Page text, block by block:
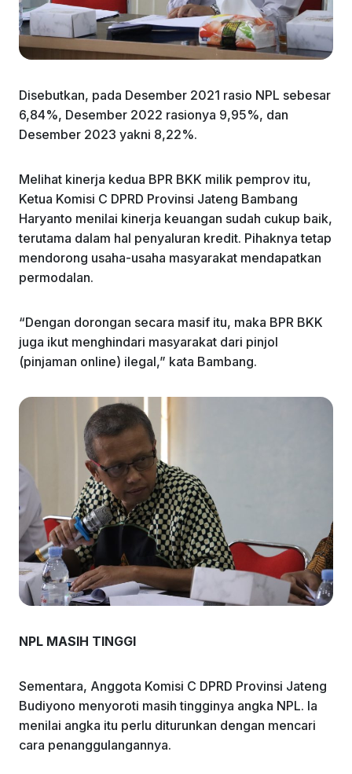
Disebutkan, pada Desember 2021 rasio NPL sebesar
6,84%, Desember 2022 rasionya 9,95%, dan
Desember 2023 yakni 8,22%.
Melihat kinerja kedua BPR BKK milik pemprov itu,
Ketua Komisi C DPRD Provinsi Jateng Bambang
Haryanto menilai kinerja keuangan sudah cukup baik,
terutama dalam hal penyaluran kredit. Pihaknya tetap
mendorong usaha-usaha masyarakat mendapatkan
permodalan.
“Dengan dorongan secara masif itu, maka BPR BKK
juga ikut menghindari masyarakat dari pinjol
(pinjaman online) ilegal,” kata Bambang.
NPL MASIH TINGGI
Sementara, Anggota Komisi C DPRD Provinsi Jateng
Budiyono menyoroti masih tingginya angka NPL. Ia
menilai angka itu perlu diturunkan dengan mencari
cara penanggulangannya.